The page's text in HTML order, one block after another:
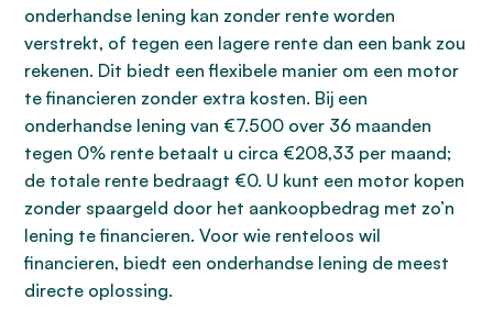
onderhandse lening kan zonder rente worden
verstrekt, of tegen een lagere rente dan een bank zou
rekenen. Dit biedt een flexibele manier om een motor
te financieren zonder extra kosten. Bij een
onderhandse lening van €7.500 over 36 maanden
tegen 0% rente betaalt u circa €208,33 per maand;
de totale rente bedraagt €0. U kunt een motor kopen
zonder spaargeld door het aankoopbedrag met zo’n
lening te financieren. Voor wie renteloos wil
financieren, biedt een onderhandse lening de meest
directe oplossing.